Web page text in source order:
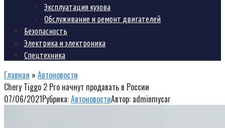
Эксплуатация кузова
Обслуживание и ремонт двигателей
Безопасность
Электрика и электроника
Спецтехника
Главная » Автоновости
Chery Tiggo 2 Pro начнут продавать в России
07/06/2021Рубрика:АвтоновостиАвтор: adminmycar